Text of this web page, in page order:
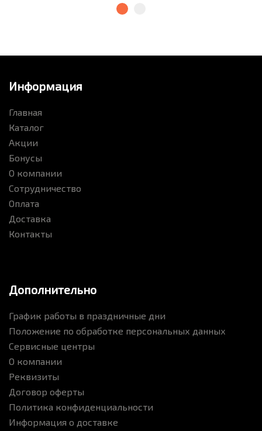
Информация
Главная
Каталог
Акции
Бонусы
О компании
Сотрудничество
Оплата
Доставка
Контакты
Дополнительно
График работы в праздничные дни
Положение по обработке персональных данных
Сервисные центры
О компании
Реквизиты
Договор оферты
Политика конфиденциальности
Информация о доставке